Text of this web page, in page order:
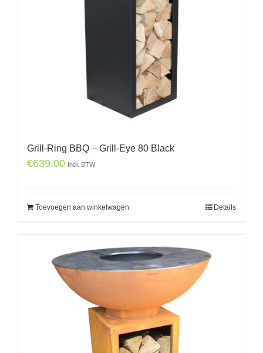
Grill-Ring BBQ – Grill-Eye 80 Black
€639.00 Incl. BTW
Toevoegen aan winkelwagen Details